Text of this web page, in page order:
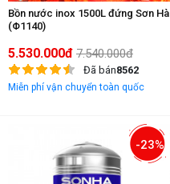
Bồn nước inox 1500L đứng Sơn Hà
(Φ1140)
5.530.000đ 7.540.000đ
Đã bán8562
Miễn phí vận chuyển toàn quốc
-23%